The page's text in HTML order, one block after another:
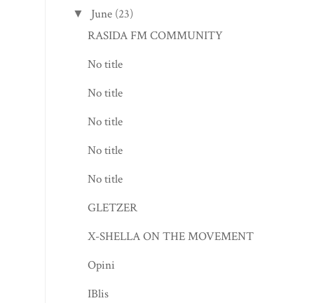
▼ June (23)
RASIDA FM COMMUNITY
No title
No title
No title
No title
No title
GLETZER
X-SHELLA ON THE MOVEMENT
Opini
IBlis